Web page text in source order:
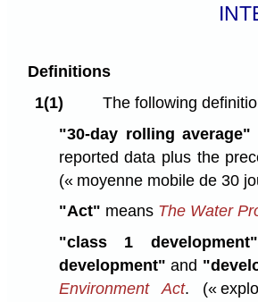
Definitions
1(1)
The following
"30-day rolling average"
reported data plus the
(« moyenne mobile de 30
"Act" means The Water
"class 1 development"
development" and
Environment Act. («